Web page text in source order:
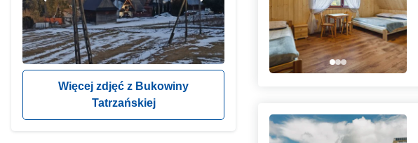
Więcej zdjęć z Bukowiny
Tatrzańskiej